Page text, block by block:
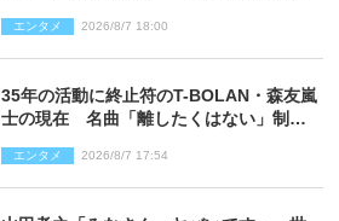
エンタメ 2026/8/7 18:00
35年の活動に終止符のT-BOLAN・森友嵐
士の現在 名曲「離したくはない」制作
エンタメ 2026/8/7 17:54